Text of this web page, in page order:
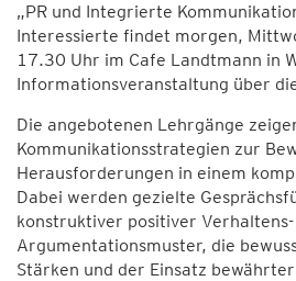
„PR und Integrierte
Interessierte findet morgen,
17.30 Uhr im Cafe Landtmann in
Informationsveranstaltung über
Die angebotenen Lehrgänge
Kommunikationsstrategien zur
Herausforderungen in einem
Dabei werden gezielte
konstruktiver positiver Verhaltens-
Argumentationsmuster, die
Stärken und der Einsatz